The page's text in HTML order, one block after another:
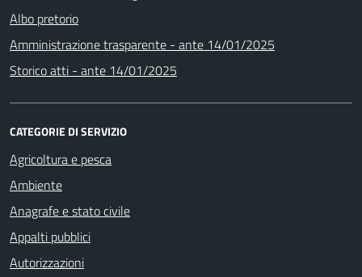
Albo pretorio
Amministrazione trasparente - ante 14/01/2025
Storico atti - ante 14/01/2025
CATEGORIE DI SERVIZIO
Agricoltura e pesca
Ambiente
Anagrafe e stato civile
Appalti pubblici
Autorizzazioni